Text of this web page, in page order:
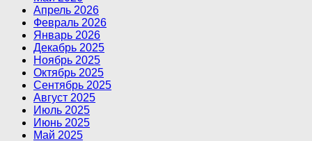
Апрель 2026
Февраль 2026
Январь 2026
Декабрь 2025
Ноябрь 2025
Октябрь 2025
Сентябрь 2025
Август 2025
Июль 2025
Июнь 2025
Май 2025